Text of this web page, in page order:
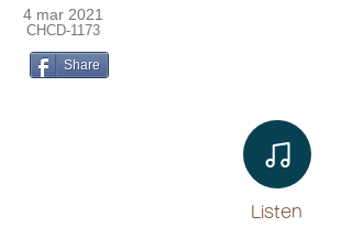
4 mar 2021
CHCD-1173
Share
Listen​